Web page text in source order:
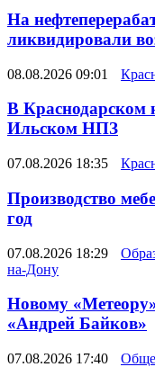
На
ликвидировали
08.08.2026 09:01
В Краснодарском
Ильском НПЗ
07.08.2026 18:35
Производство
год
07.08.2026 18:29
на-Дону
Новому
«Андрей Байков»
07.08.2026 17:40